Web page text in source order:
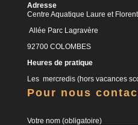
Adresse
Centre Aquatique Laure et
Allée Parc Lagravère
92700 COLOMBES
Heures de pratique
Les mercredis (hors vacances
Pour nous
Votre nom (obligatoire)